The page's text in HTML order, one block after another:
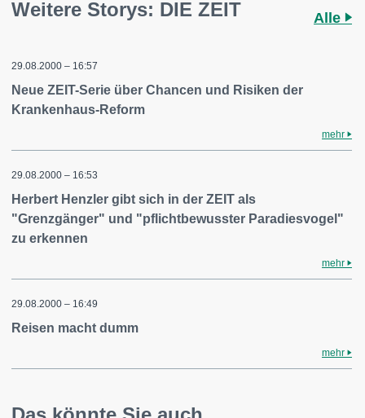
Weitere Storys: DIE ZEIT Alle
29.08.2000 – 16:57
Neue ZEIT-Serie über Chancen und Risiken der
Krankenhaus-Reform
mehr
29.08.2000 – 16:53
Herbert Henzler gibt sich in der ZEIT als
"Grenzgänger" und "pflichtbewusster Paradiesvogel"
zu erkennen
mehr
29.08.2000 – 16:49
Reisen macht dumm
mehr